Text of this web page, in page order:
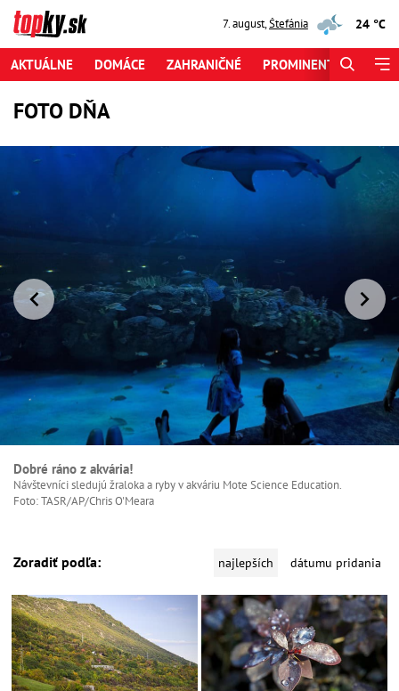
7. august,Štefánia 24 °C
AKTUÁLNE DOMÁCE ZAHRANIČNÉ PROMINENTI ŠPORT
FOTO DŇA
Dobré ráno z akvária!
Návštevníci sledujú žraloka a ryby v akváriu Mote Science Education.
Foto: TASR/AP/Chris O'Meara
Zoradiť podľa: najlepších dátumu pridania